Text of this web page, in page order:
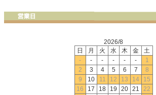
2026/8
日
月 火 水 木 金
土
-
- - - - -
1
2
3 4 5 6 7
8
9
10 11 12 13 14
15
16
17 18 19 20 21
22